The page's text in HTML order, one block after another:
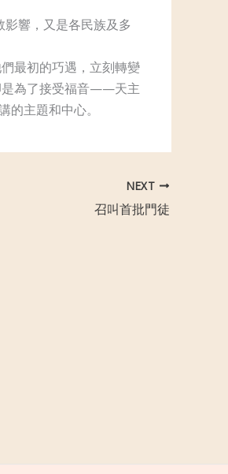
響，又是各民族及多
最初的巧遇，立刻轉變
是為了接受福音——天主
主題和中心。
NEXT
召叫首批門徒